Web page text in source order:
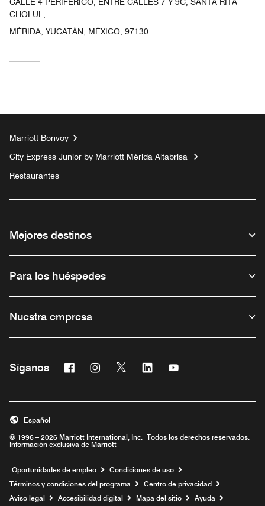
CHOLUL,
MÉRIDA, YUCATÁN, MÉXICO, 97130
Marriott Bonvoy
City Express Junior by Marriott Mérida Altabrisa
Restaurantes
Mejores destinos
Para los huéspedes
Nuestra empresa
Síganos Facebook
Abre una ventana nueva
Instagram
Abre una ventana nueva
Twitter
Abre una ventana nueva
Linkedin
Abre una ventana nueva
Abre una ventana
© 1996 – 2026 Marriott International, Inc. Todos los derechos reservados.
Información exclusiva de Marriott
Español
Oportunidades de empleo Abre una ventana nueva
Condiciones de uso
Términos y condiciones del programa
Centro de privacidad
Aviso legal
Accesibilidad digital Mapa del sitio Ayuda